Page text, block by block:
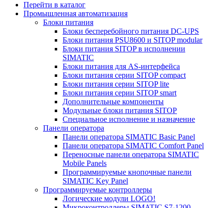
Перейти в каталог
Промышленная автоматизация
Блоки питания
Блоки бесперебойного питания DC-UPS
Блоки питания PSU8600 и SITOP modular
Блоки питания SITOP в исполнении
SIMATIC
Блоки питания для AS-интерфейса
Блоки питания серии SITOP compact
Блоки питания серии SITOP lite
Блоки питания серии SITOP smart
Дополнительные компоненты
Модульные блоки питания SITOP
Специальное исполнение и назначение
Панели оператора
Панели оператора SIMATIC Basic Panel
Панели оператора SIMATIC Comfort Panel
Переносные панели оператора SIMATIC
Mobile Panels
Программируемые кнопочные панели
SIMATIC Key Panel
Программируемые контроллеры
Логические модули LOGO!